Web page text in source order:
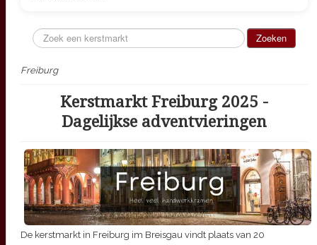
Zoeken... Zoeken
Freiburg
Kerstmarkt Freiburg 2025 -
Dagelijkse adventvieringen
De kerstmarkt in Freiburg im Breisgau vindt plaats van 20